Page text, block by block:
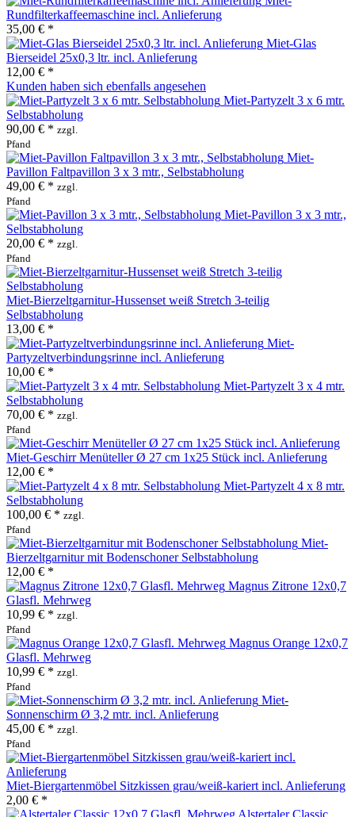
Rundfilterkaffeemaschine incl. Anlieferung
35,00 € *
Miet-Glas
Bierseidel 25x0,3 ltr. incl. Anlieferung
12,00 € *
Kunden haben sich ebenfalls angesehen
Miet-Partyzelt 3 x 6 mtr.
Selbstabholung
90,00 € * zzgl.
Pfand
Miet-
Pavillon Faltpavillon 3 x 3 mtr., Selbstabholung
49,00 € * zzgl.
Pfand
Miet-Pavillon 3 x 3 mtr.,
Selbstabholung
20,00 € * zzgl.
Pfand
Miet-Bierzeltgarnitur-Hussenset weiß Stretch 3-teilig
Selbstabholung
13,00 € *
Miet-
Partyzeltverbindungsrinne incl. Anlieferung
10,00 € *
Miet-Partyzelt 3 x 4 mtr.
Selbstabholung
70,00 € * zzgl.
Pfand
Miet-Geschirr Menüteller Ø 27 cm 1x25 Stück incl. Anlieferung
12,00 € *
Miet-Partyzelt 4 x 8 mtr.
Selbstabholung
100,00 € * zzgl.
Pfand
Miet-
Bierzeltgarnitur mit Bodenschoner Selbstabholung
12,00 € *
Magnus Zitrone 12x0,7
Glasfl. Mehrweg
10,99 € * zzgl.
Pfand
Magnus Orange 12x0,7
Glasfl. Mehrweg
10,99 € * zzgl.
Pfand
Miet-
Sonnenschirm Ø 3,2 mtr. incl. Anlieferung
45,00 € * zzgl.
Pfand
Miet-Biergartenmöbel Sitzkissen grau/weiß-kariert incl. Anlieferung
2,00 € *
Alstertaler Classic